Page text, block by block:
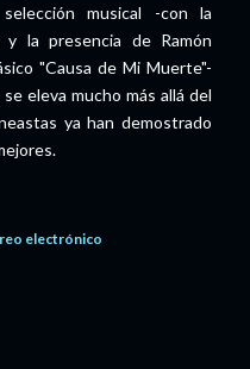
musical -con la
la presencia de Ramón
"Causa de Mi Muerte"-
eleva mucho más allá del
ya han demostrado
electrónico